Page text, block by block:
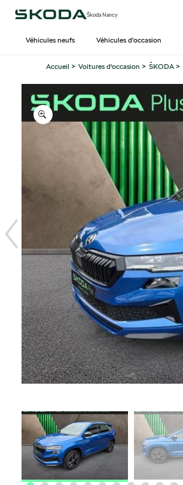
Škoda Nancy
Véhicules neufs Véhicules d’occasion
Accueil > Voitures d'occasion > ŠKODA >